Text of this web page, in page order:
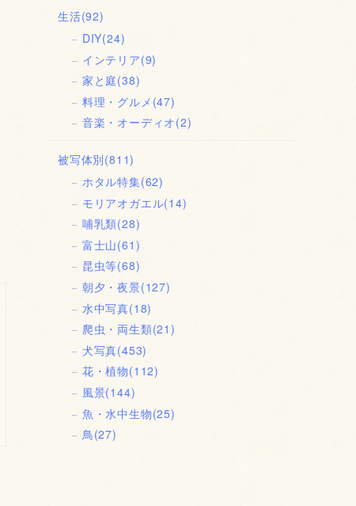
生活(92)
DIY(24)
インテリア(9)
家と庭(38)
料理・グルメ (47)
音楽・オーディオ(2)
被写体別(811)
ホタル特集(62)
モリアオガエル(14)
哺乳類(28)
富士山(61)
昆虫等(68)
朝夕・夜景(127)
水中写真(18)
爬虫・両生類(21)
犬写真(453)
花・植物(112)
風景(144)
魚・水中生物(25)
鳥(27)